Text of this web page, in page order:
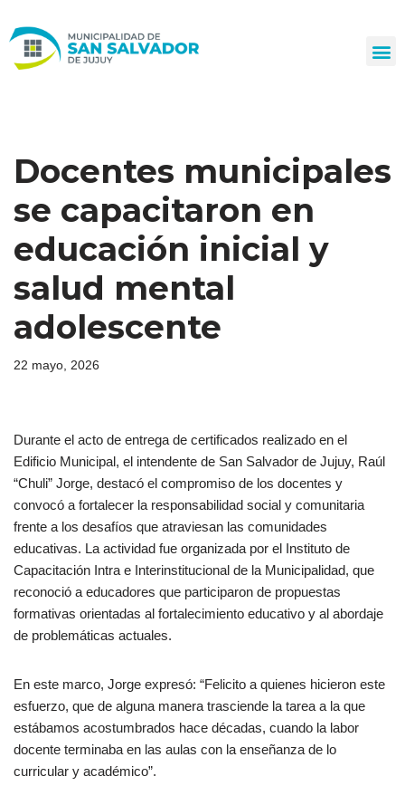
al
Docentes municipales
se capacitaron en
educación inicial y
salud mental
adolescente
22 mayo, 2026
Durante el acto de entrega de certificados realizado en el
Edificio Municipal, el intendente de San Salvador de Jujuy, Raúl
“Chuli” Jorge, destacó el compromiso de los docentes y
convocó a fortalecer la responsabilidad social y comunitaria
frente a los desafíos que atraviesan las comunidades
educativas. La actividad fue organizada por el Instituto de
Capacitación Intra e Interinstitucional de la Municipalidad, que
reconoció a educadores que participaron de propuestas
formativas orientadas al fortalecimiento educativo y al abordaje
de problemáticas actuales.
En este marco, Jorge expresó: “Felicito a quienes hicieron este
esfuerzo, que de alguna manera trasciende la tarea a la que
estábamos acostumbrados hace décadas, cuando la labor
docente terminaba en las aulas con la enseñanza de lo
curricular y académico”.